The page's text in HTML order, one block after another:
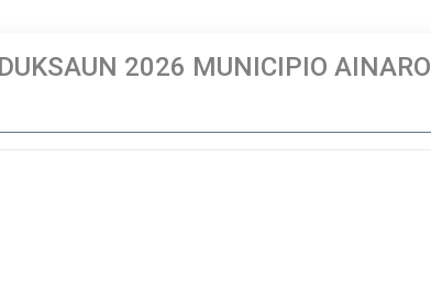
2026 MUNICIPIO AINARO